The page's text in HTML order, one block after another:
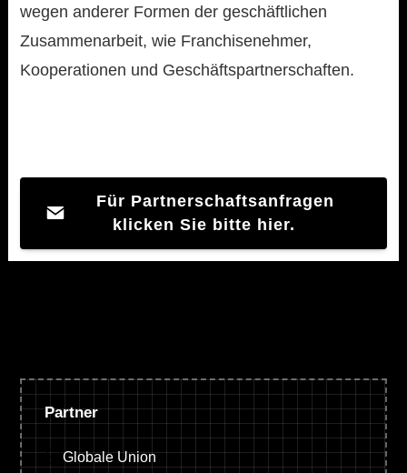
wegen anderer Formen der geschäftlichen
Zusammenarbeit, wie Franchisenehmer,
Kooperationen und Geschäftspartnerschaften.
Für Partnerschaftsanfragen
klicken Sie bitte hier.
Partner
Globale Union